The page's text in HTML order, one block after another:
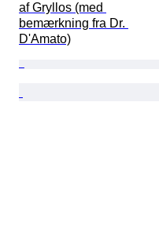
af Gryllos (med
bemærkning fra Dr.
D'Amato)